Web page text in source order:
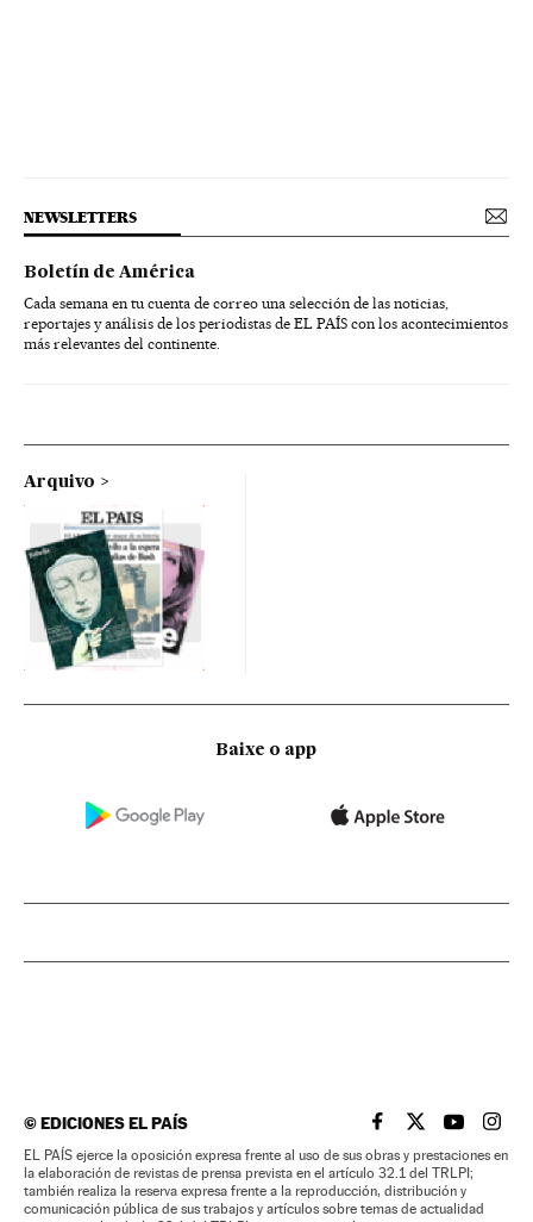
NEWSLETTERS
Boletín de América
Cada semana en tu cuenta de correo una selección de las noticias,
reportajes y análisis de los periodistas de EL PAÍS con los acontecimientos
más relevantes del continente.
Arquivo
Baixe o app
©EDICIONES EL PAÍS EL PAÍS BRASIL EN
EL PAÍSEL PAÍS
EL
EL PAÍS ejerce la oposición expresa frente al uso de sus obras y prestaciones en
la elaboración de revistas de prensa prevista en el artículo 32.1 del TRLPI;
también realiza la reserva expresa frente a la reproducción, distribución y
comunicación pública de sus trabajos y artículos sobre temas de actualidad